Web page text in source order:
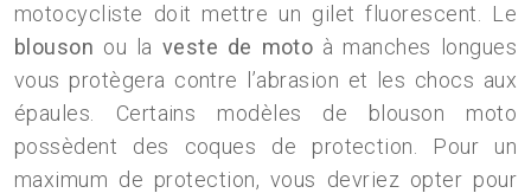
motocycliste doit mettre un gilet fluorescent. Le
blouson ou la veste de moto à manches longues
vous protègera contre l’abrasion et les chocs aux
épaules. Certains modèles de blouson moto
possèdent des coques de protection. Pour un
maximum de protection, vous devriez opter pour